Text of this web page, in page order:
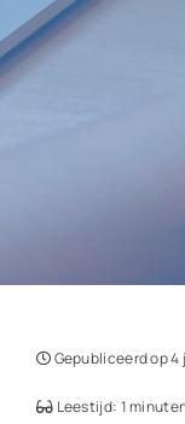
Gepubliceerd op 4
Leestijd: 1